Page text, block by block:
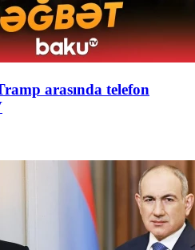
arasında telefon